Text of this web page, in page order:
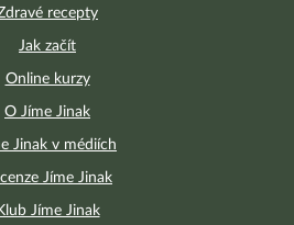
recepty
Jak začít
Online kurzy
O Jíme Jinak
Jinak v médiích
Jíme Jinak
Jíme Jinak